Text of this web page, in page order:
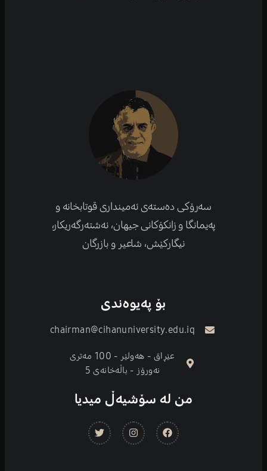
سەرۆکی دەستەی ئەمینداری قوتابخانە و
پەیمانگا و زانکۆكانی جیهان، نەشتەرگەریكار،
نیگارکێش، شاعیر و بازرگان
بۆ پەیوەندی
chairman@cihanuniversity.edu.iq
عێڕاق - هەولێر - 100 مەتری
نەورۆز - باڵەخانەی 5
من لە سۆشیەڵ میدیا